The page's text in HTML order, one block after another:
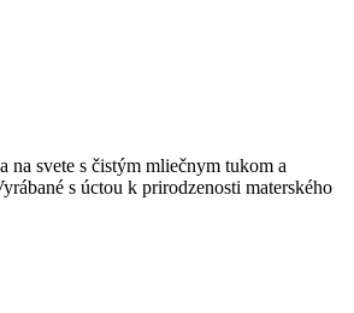
na svete s čistým mliečnym tukom a
s úctou k prirodzenosti materského